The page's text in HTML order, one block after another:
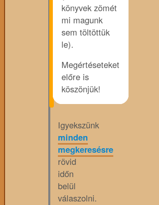
könyvek zömét
mi magunk
sem töltöttük
le).
Megértéseteket
előre is
köszönjük!
Igyekszünk
minden
megkeresésre
rövid
időn
belül
válaszolni.